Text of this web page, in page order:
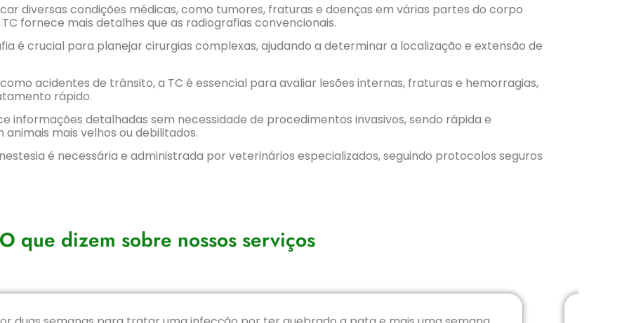
diversas condições médicas, como tumores, fraturas e doenças em várias partes do corpo
fornece mais detalhes que as radiografias convencionais.
é crucial para planejar cirurgias complexas, ajudando a determinar a localização e extensão de
acidentes de trânsito, a TC é essencial para avaliar lesões internas, fraturas e hemorragias,
rápido.
informações detalhadas sem necessidade de procedimentos invasivos, sendo rápida e
mais velhos ou debilitados.
é necessária e administrada por veterinários especializados, seguindo protocolos seguros
O que dizem sobre nossos serviços